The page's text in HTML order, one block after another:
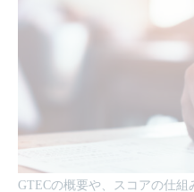
GTECの概要や、スコアの仕